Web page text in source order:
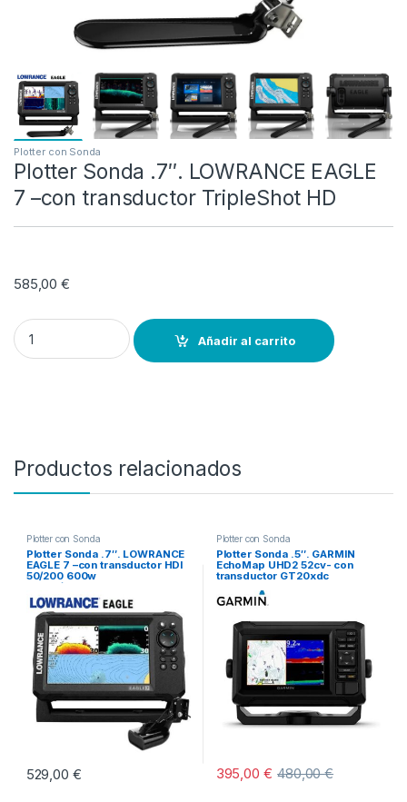
Plotter con Sonda
Plotter Sonda .7″. LOWRANCE EAGLE
7 –con transductor TripleShot HD
585,00€
Plotter Sonda .7″. LOWRANCE EAGLE 7 –con transductor
Añadir al carrito
Productos relacionados
Plotter con Sonda
Plotter Sonda .7″. LOWRANCE
EAGLE 7 –con transductor HDI
50/200 600w
CHIRP/Downscan
529,00 €
Plotter con Sonda
Plotter Sonda .5″. GARMIN
EchoMap UHD2 52cv- con
transductor GT20xdc
395,00 € 480,00€